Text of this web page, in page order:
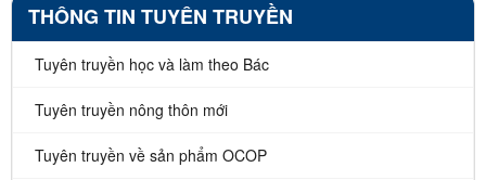
THÔNG TIN TUYÊN TRUYỀN
Tuyên truyền học và làm theo Bác
Tuyên truyền nông thôn mới
Tuyên truyền về sản phẩm OCOP